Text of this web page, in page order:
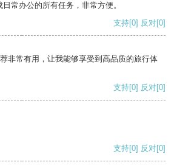
常办公的所有任务，非常方便。
支持[0] 反对[0]
非常有用，让我能够享受到高品质的旅行体
支持[0] 反对[0]
支持[0] 反对[0]